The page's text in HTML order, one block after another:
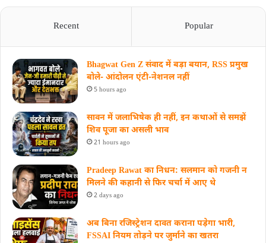
Recent Popular
Bhagwat Gen Z संवाद में बड़ा बयान, RSS प्रमुख
बोले- आंदोलन एंटी-नेशनल नहीं
5 hours ago
सावन में जलाभिषेक ही नहीं, इन कथाओं से समझें
शिव पूजा का असली भाव
21 hours ago
Pradeep Rawat का निधन: सलमान को गजनी न
मिलने की कहानी से फिर चर्चा में आए थे
2 days ago
अब बिना रजिस्ट्रेशन दावत कराना पड़ेगा भारी,
FSSAI नियम तोड़ने पर जुर्माने का खतरा